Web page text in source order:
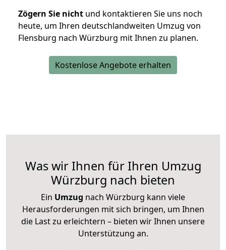
Zögern Sie nicht und kontaktieren Sie uns noch
heute, um Ihren deutschlandweiten Umzug von
Flensburg nach Würzburg mit Ihnen zu planen.
Kostenlose Angebote erhalten
Was wir Ihnen für Ihren Umzug
Würzburg nach bieten
Ein Umzug nach Würzburg kann viele
Herausforderungen mit sich bringen, um Ihnen
die Last zu erleichtern – bieten wir Ihnen unsere
Unterstützung an.